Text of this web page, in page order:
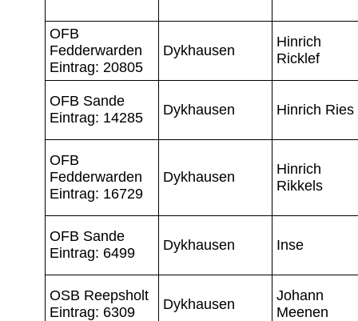
OFB
Fedderwarden
Eintrag: 20805
Dykhausen
Hinrich
Ricklef
OFB Sande
Eintrag: 14285
Dykhausen Hinrich Ries
OFB
Fedderwarden
Eintrag: 16729
Dykhausen
Hinrich
Rikkels
OFB Sande
Eintrag: 6499
Dykhausen Inse
OSB Reepsholt
Eintrag: 6309
Dykhausen
Johann
Meenen